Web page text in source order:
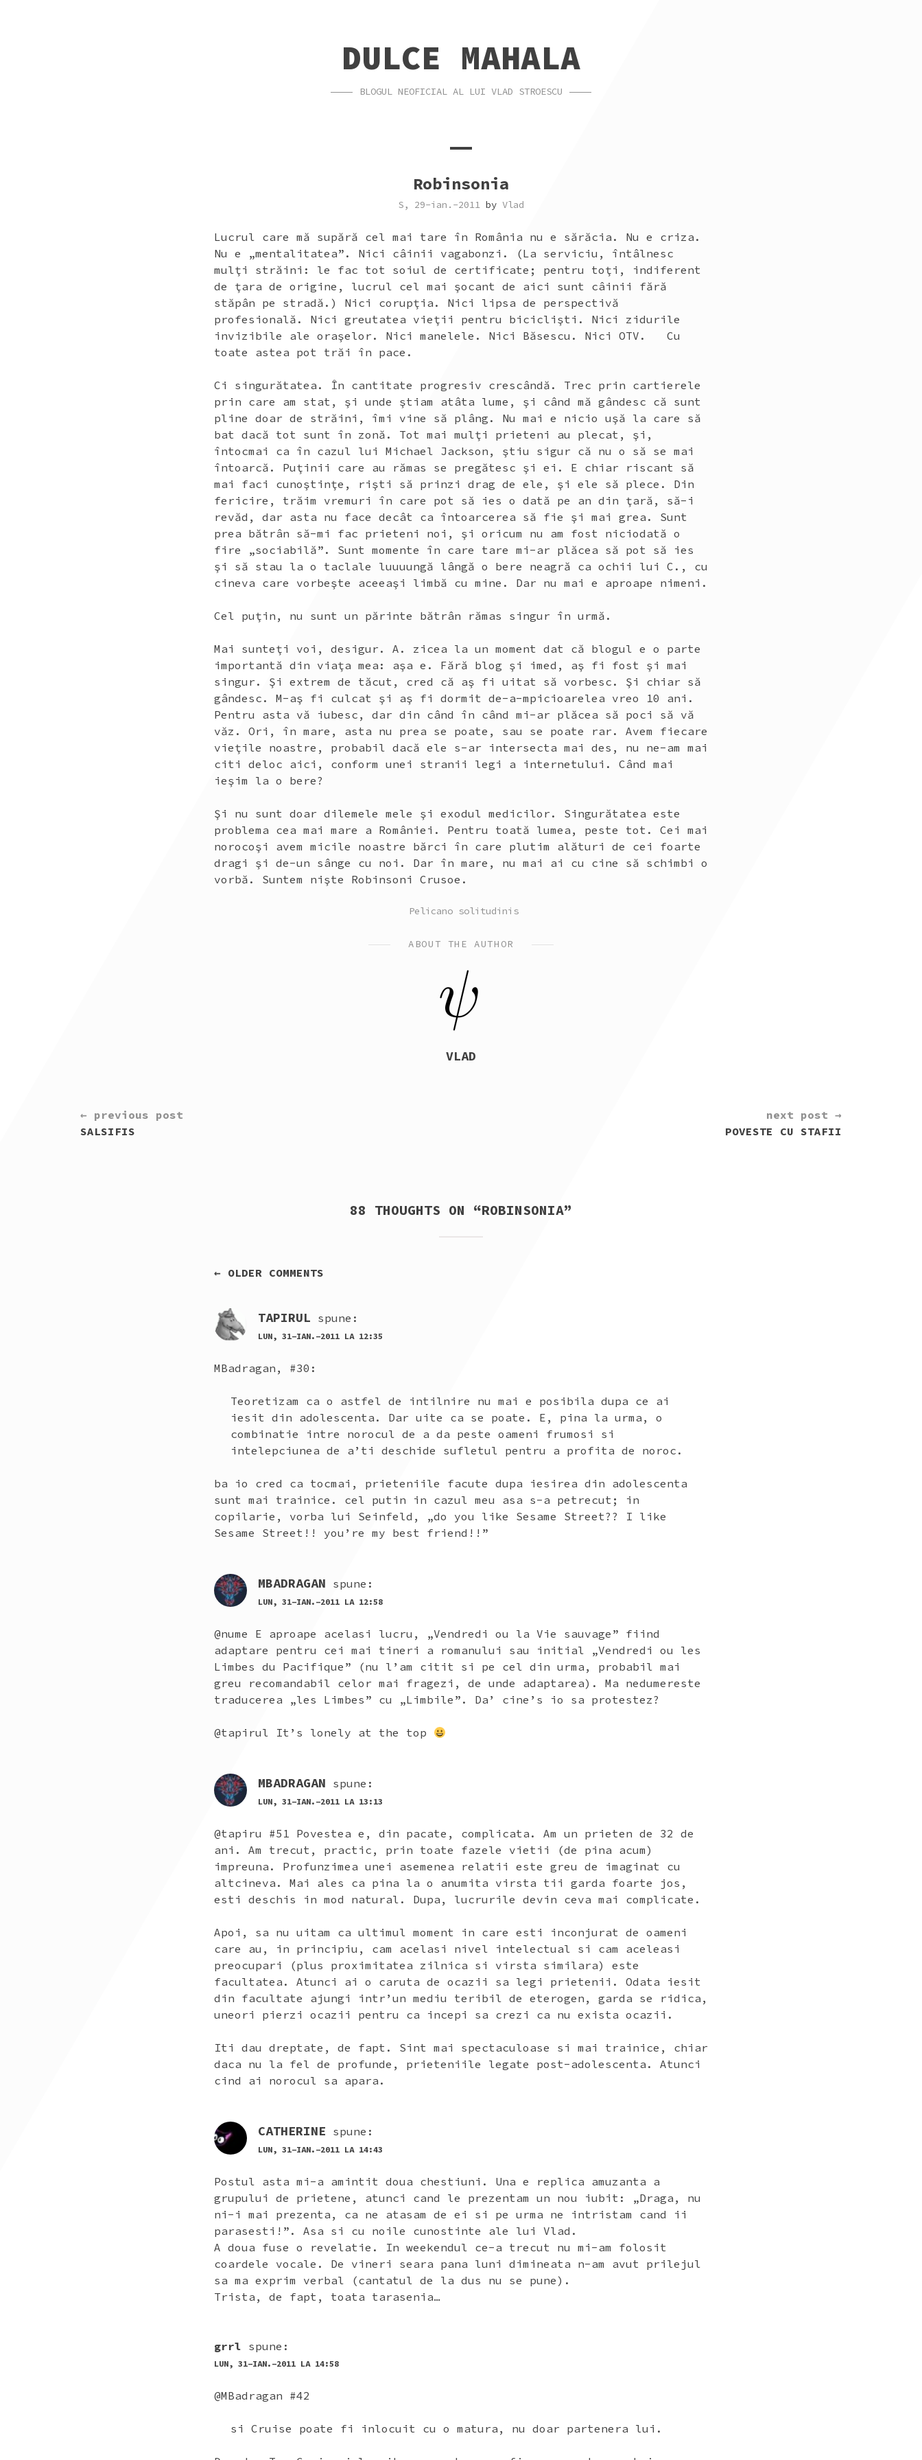
DULCE MAHALA
BLOGUL NEOFICIAL AL LUI VLAD STROESCU
Robinsonia
S, 29-ian.-2011 by Vlad
Lucrul care mă supără cel mai tare în România nu e sărăcia. Nu e criza.
Nu e „mentalitatea”. Nici câinii vagabonzi. (La serviciu, întâlnesc
mulţi străini: le fac tot soiul de certificate; pentru toţi, indiferent
de ţara de origine, lucrul cel mai şocant de aici sunt câinii fără
stăpân pe stradă.) Nici corupţia. Nici lipsa de perspectivă
profesională. Nici greutatea vieţii pentru biciclişti. Nici zidurile
invizibile ale oraşelor. Nici manelele. Nici Băsescu. Nici OTV. Cu
toate astea pot trăi în pace.
Ci singurătatea. În cantitate progresiv crescândă. Trec prin cartierele
prin care am stat, şi unde ştiam atâta lume, şi când mă gândesc că sunt
pline doar de străini, îmi vine să plâng. Nu mai e nicio uşă la care să
bat dacă tot sunt în zonă. Tot mai mulţi prieteni au plecat, şi,
întocmai ca în cazul lui Michael Jackson, ştiu sigur că nu o să se mai
întoarcă. Puţinii care au rămas se pregătesc şi ei. E chiar riscant să
mai faci cunoştinţe, rişti să prinzi drag de ele, şi ele să plece. Din
fericire, trăim vremuri în care pot să ies o dată pe an din ţară, să-i
revăd, dar asta nu face decât ca întoarcerea să fie şi mai grea. Sunt
prea bătrân să-mi fac prieteni noi, şi oricum nu am fost niciodată o
fire „sociabilă”. Sunt momente în care tare mi-ar plăcea să pot să ies
şi să stau la o taclale luuuungă lângă o bere neagră ca ochii lui C., cu
cineva care vorbeşte aceeaşi limbă cu mine. Dar nu mai e aproape nimeni.
Cel puţin, nu sunt un părinte bătrân rămas singur în urmă.
Mai sunteţi voi, desigur. A. zicea la un moment dat că blogul e o parte
importantă din viaţa mea: aşa e. Fără blog şi imed, aş fi fost şi mai
singur. Şi extrem de tăcut, cred că aş fi uitat să vorbesc. Şi chiar să
gândesc. M-aş fi culcat şi aş fi dormit de-a-mpicioarelea vreo 10 ani.
Pentru asta vă iubesc, dar din când în când mi-ar plăcea să poci să vă
văz. Ori, în mare, asta nu prea se poate, sau se poate rar. Avem fiecare
vieţile noastre, probabil dacă ele s-ar intersecta mai des, nu ne-am mai
citi deloc aici, conform unei stranii legi a internetului. Când mai
ieşim la o bere?
Şi nu sunt doar dilemele mele şi exodul medicilor. Singurătatea este
problema cea mai mare a României. Pentru toată lumea, peste tot. Cei mai
norocoşi avem micile noastre bărci în care plutim alături de cei foarte
dragi şi de-un sânge cu noi. Dar în mare, nu mai ai cu cine să schimbi o
vorbă. Suntem nişte Robinsoni Crusoe.
POSTED
Pelicano solitudinis
ABOUT THE AUTHOR
VLAD
CONTINUE
READING
← previous post
SALSIFIS
next post →
POVESTE CU STAFII
88 THOUGHTS ON “ROBINSONIA”
NAVIGARE
COMENTARII
← OLDER COMMENTS
TAPIRUL spune:
LUN, 31-IAN.-2011 LA 12:35
MBadragan, #30:
Teoretizam ca o astfel de intilnire nu mai e posibila dupa ce ai
iesit din adolescenta. Dar uite ca se poate. E, pina la urma, o
combinatie intre norocul de a da peste oameni frumosi si
intelepciunea de a’ti deschide sufletul pentru a profita de noroc.
ba io cred ca tocmai, prieteniile facute dupa iesirea din adolescenta
sunt mai trainice. cel putin in cazul meu asa s-a petrecut; in
copilarie, vorba lui Seinfeld, „do you like Sesame Street?? I like
Sesame Street!! you’re my best friend!!”
MBADRAGAN spune:
LUN, 31-IAN.-2011 LA 12:58
@nume E aproape acelasi lucru, „Vendredi ou la Vie sauvage” fiind
adaptare pentru cei mai tineri a romanului sau initial „Vendredi ou les
Limbes du Pacifique” (nu l’am citit si pe cel din urma, probabil mai
greu recomandabil celor mai fragezi, de unde adaptarea). Ma nedumereste
traducerea „les Limbes” cu „Limbile”. Da’ cine’s io sa protestez?
@tapirul It’s lonely at the top
MBADRAGAN spune:
LUN, 31-IAN.-2011 LA 13:13
@tapiru #51 Povestea e, din pacate, complicata. Am un prieten de 32 de
ani. Am trecut, practic, prin toate fazele vietii (de pina acum)
impreuna. Profunzimea unei asemenea relatii este greu de imaginat cu
altcineva. Mai ales ca pina la o anumita virsta tii garda foarte jos,
esti deschis in mod natural. Dupa, lucrurile devin ceva mai complicate.
Apoi, sa nu uitam ca ultimul moment in care esti inconjurat de oameni
care au, in principiu, cam acelasi nivel intelectual si cam aceleasi
preocupari (plus proximitatea zilnica si virsta similara) este
facultatea. Atunci ai o caruta de ocazii sa legi prietenii. Odata iesit
din facultate ajungi intr’un mediu teribil de eterogen, garda se ridica,
uneori pierzi ocazii pentru ca incepi sa crezi ca nu exista ocazii.
Iti dau dreptate, de fapt. Sint mai spectaculoase si mai trainice, chiar
daca nu la fel de profunde, prieteniile legate post-adolescenta. Atunci
cind ai norocul sa apara.
CATHERINE spune:
LUN, 31-IAN.-2011 LA 14:43
Postul asta mi-a amintit doua chestiuni. Una e replica amuzanta a
grupului de prietene, atunci cand le prezentam un nou iubit: „Draga, nu
ni-i mai prezenta, ca ne atasam de ei si pe urma ne intristam cand ii
parasesti!”. Asa si cu noile cunostinte ale lui Vlad.
A doua fuse o revelatie. In weekendul ce-a trecut nu mi-am folosit
coardele vocale. De vineri seara pana luni dimineata n-am avut prilejul
sa ma exprim verbal (cantatul de la dus nu se pune).
Trista, de fapt, toata tarasenia…
grrl spune:
LUN, 31-IAN.-2011 LA 14:58
@MBadragan #42
si Cruise poate fi inlocuit cu o matura, nu doar partenera lui.